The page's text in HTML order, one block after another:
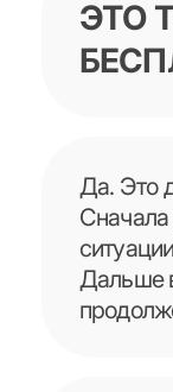
У
Можно. В
что
и проще